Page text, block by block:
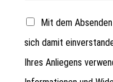
Mit dem
sich damit
Ihres Anliegens